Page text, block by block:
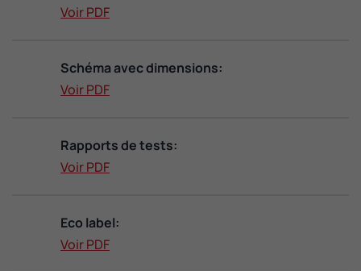
Voir PDF
Schéma avec dimensions:
Voir PDF
Rapports de tests:
Voir PDF
Eco label:
Voir PDF